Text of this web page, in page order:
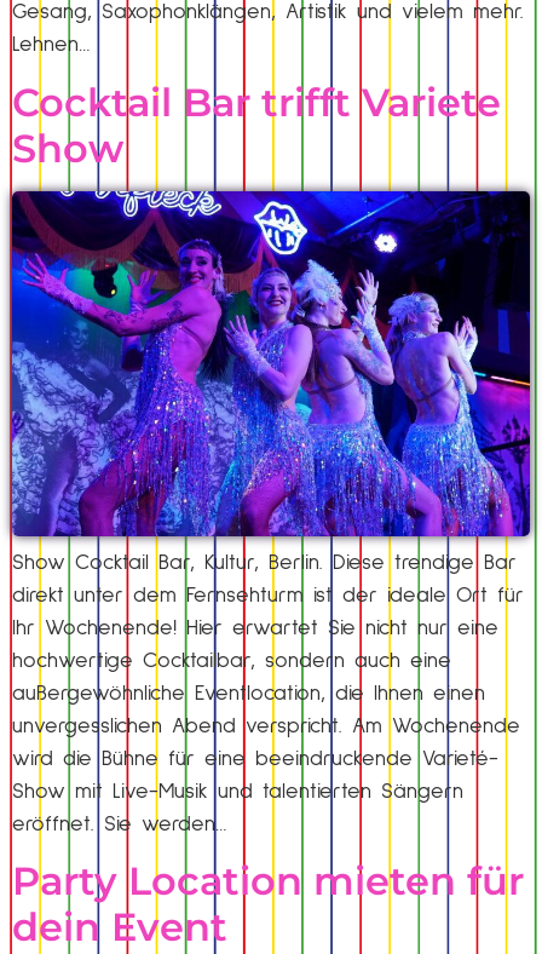
Gesang, Saxophonklängen, Artistik und vielem mehr.
Lehnen…
Cocktail Bar trifft Variete
Show
Show Cocktail Bar, Kultur, Berlin. Diese trendige Bar
direkt unter dem Fernsehturm ist der ideale Ort für
Ihr Wochenende! Hier erwartet Sie nicht nur eine
hochwertige Cocktailbar, sondern auch eine
außergewöhnliche Eventlocation, die Ihnen einen
unvergesslichen Abend verspricht. Am Wochenende
wird die Bühne für eine beeindruckende Varieté-
Show mit Live-Musik und talentierten Sängern
eröffnet. Sie werden…
Party Location mieten für
dein Event